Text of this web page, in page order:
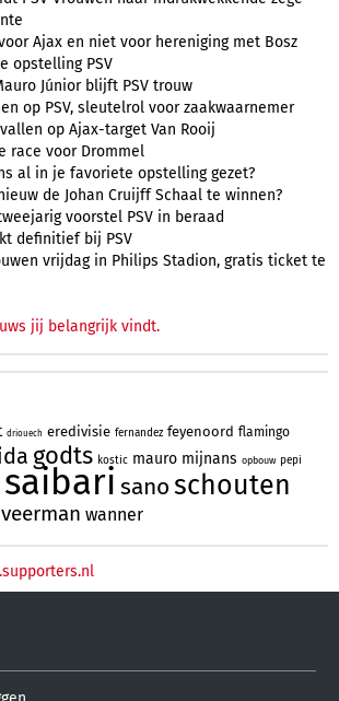
Ajax en niet voor hereniging met Bosz
opstelling PSV
Júnior blijft PSV trouw
op PSV, sleutelrol voor zaakwaarnemer
op Ajax-target Van Rooij
race voor Drommel
al in je favoriete opstelling gezet?
de Johan Cruijff Schaal te winnen?
voorstel PSV in beraad
definitief bij PSV
vrijdag in Philips Stadion, gratis ticket te
jij belangrijk vindt.
driouech eredivisie fernandez feyenoord flamingo
godts kostic mauro mijnans opbouw pepi
saibari sanoschouten
veerman wanner